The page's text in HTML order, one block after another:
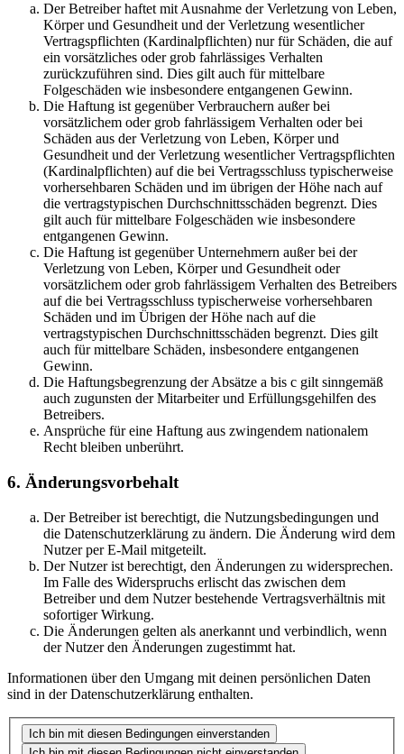
Der Betreiber haftet mit Ausnahme der Verletzung von Leben,
Körper und Gesundheit und der Verletzung wesentlicher
Vertragspflichten (Kardinalpflichten) nur für Schäden, die auf
ein vorsätzliches oder grob fahrlässiges Verhalten
zurückzuführen sind. Dies gilt auch für mittelbare
Folgeschäden wie insbesondere entgangenen Gewinn.
Die Haftung ist gegenüber Verbrauchern außer bei
vorsätzlichem oder grob fahrlässigem Verhalten oder bei
Schäden aus der Verletzung von Leben, Körper und
Gesundheit und der Verletzung wesentlicher Vertragspflichten
(Kardinalpflichten) auf die bei Vertragsschluss typischerweise
vorhersehbaren Schäden und im übrigen der Höhe nach auf
die vertragstypischen Durchschnittsschäden begrenzt. Dies
gilt auch für mittelbare Folgeschäden wie insbesondere
entgangenen Gewinn.
Die Haftung ist gegenüber Unternehmern außer bei der
Verletzung von Leben, Körper und Gesundheit oder
vorsätzlichem oder grob fahrlässigem Verhalten des Betreibers
auf die bei Vertragsschluss typischerweise vorhersehbaren
Schäden und im Übrigen der Höhe nach auf die
vertragstypischen Durchschnittsschäden begrenzt. Dies gilt
auch für mittelbare Schäden, insbesondere entgangenen
Gewinn.
Die Haftungsbegrenzung der Absätze a bis c gilt sinngemäß
auch zugunsten der Mitarbeiter und Erfüllungsgehilfen des
Betreibers.
Ansprüche für eine Haftung aus zwingendem nationalem
Recht bleiben unberührt.
6. Änderungsvorbehalt
Der Betreiber ist berechtigt, die Nutzungsbedingungen und
die Datenschutzerklärung zu ändern. Die Änderung wird dem
Nutzer per E-Mail mitgeteilt.
Der Nutzer ist berechtigt, den Änderungen zu widersprechen.
Im Falle des Widerspruchs erlischt das zwischen dem
Betreiber und dem Nutzer bestehende Vertragsverhältnis mit
sofortiger Wirkung.
Die Änderungen gelten als anerkannt und verbindlich, wenn
der Nutzer den Änderungen zugestimmt hat.
Informationen über den Umgang mit deinen persönlichen Daten
sind in der Datenschutzerklärung enthalten.